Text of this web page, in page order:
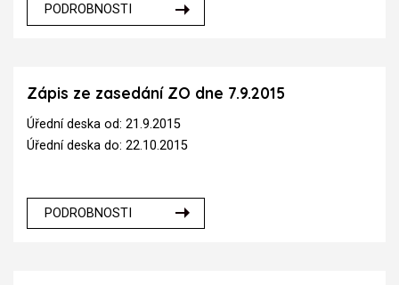
PODROBNOSTI
Zápis ze zasedání ZO dne 7.9.2015
Úřední deska od: 21.9.2015
Úřední deska do: 22.10.2015
PODROBNOSTI